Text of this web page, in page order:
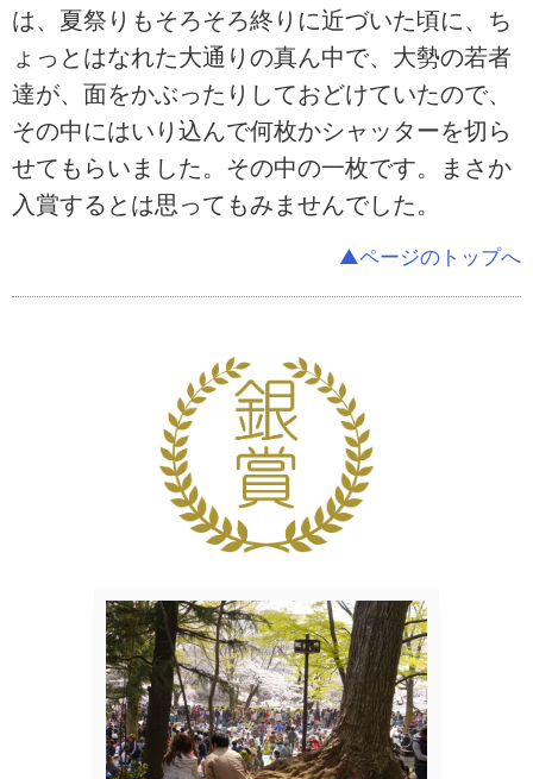
は、夏祭りもそろそろ終りに近づいた頃に、ち
ょっとはなれた大通りの真ん中で、大勢の若者
達が、面をかぶったりしておどけていたので、
その中にはいり込んで何枚かシャッターを切ら
せてもらいました。その中の一枚です。まさか
入賞するとは思ってもみませんでした。
▲ページのトップへ